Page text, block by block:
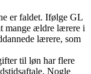
er faldet. Ifølge GL
mange ældre lærere i
lærere, som
til løn har flere
Nogle